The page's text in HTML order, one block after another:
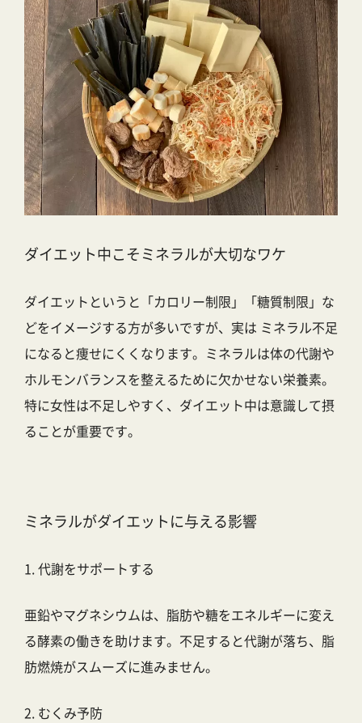
ダイエット中こそミネラルが大切なワケ
ダイエットというと「カロリー制限」「糖質制限」な
どをイメージする方が多いですが、実は ミネラル不足
になると痩せにくくなります。ミネラルは体の代謝や
ホルモンバランスを整えるために欠かせない栄養素。
特に女性は不足しやすく、ダイエット中は意識して摂
ることが重要です。
ミネラルがダイエットに与える影響
1. 代謝をサポートする
亜鉛やマグネシウムは、脂肪や糖をエネルギーに変え
る酵素の働きを助けます。不足すると代謝が落ち、脂
肪燃焼がスムーズに進みません。
2. むくみ予防